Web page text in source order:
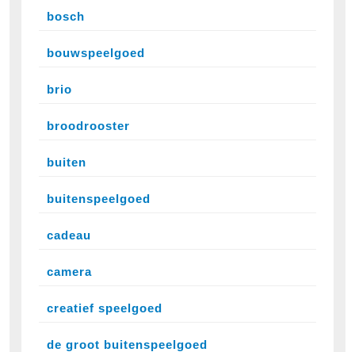
bosch
bouwspeelgoed
brio
broodrooster
buiten
buitenspeelgoed
cadeau
camera
creatief speelgoed
de groot buitenspeelgoed